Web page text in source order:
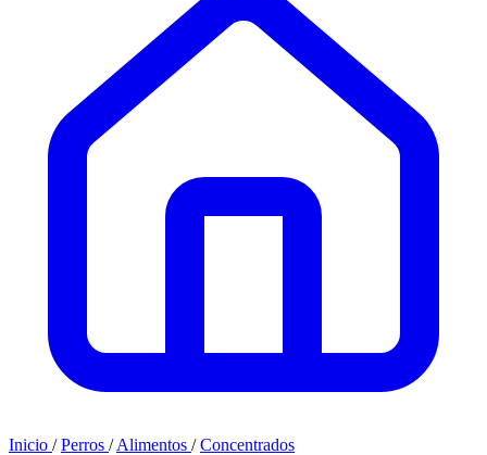
Inicio / Perros / Alimentos / Concentrados